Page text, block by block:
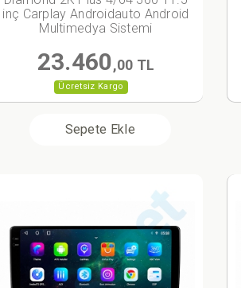
Ücretsiz Kargo
inç Carplay Androidauto Android
Multimedya Sistemi
23.460,00 TL
Sepete Ekle